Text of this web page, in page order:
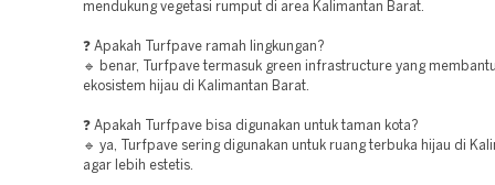
mendukung vegetasi rumput di area Kalimantan Barat.
❓ Apakah Turfpave ramah lingkungan?
🔹 benar, Turfpave termasuk green infrastructure yang
ekosistem hijau di Kalimantan Barat.
❓ Apakah Turfpave bisa digunakan untuk taman kota?
🔹 ya, Turfpave sering digunakan untuk ruang terbuka hijau di
agar lebih estetis.